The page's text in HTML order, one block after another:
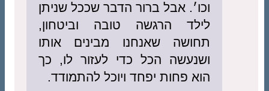
וכו׳. אבל ברור הדבר שככל שניתן
לילד הרגשה טובה וביטחון,
תחושה שאנחנו מבינים אותו
ושנעשה הכל כדי לעזור לו, כך
הוא פחות יפחד ויוכל להתמודד.